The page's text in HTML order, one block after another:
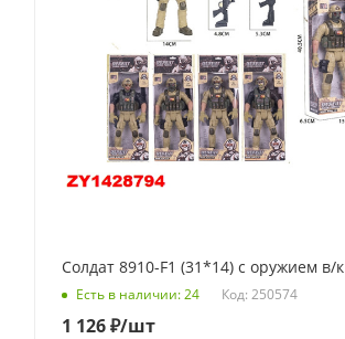
Солдат 8910-F1 (31*14) с оружием в/к
Есть в наличии: 24 Код: 250574
1 126₽/шт